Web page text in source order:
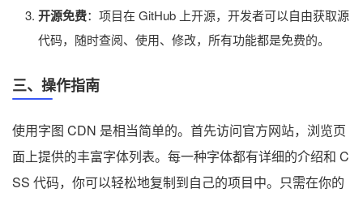
开源免费：项目在 GitHub 上开源，开发者可以自由获取源
代码，随时查阅、使用、修改，所有功能都是免费的。
三、操作指南
使用字图 CDN 是相当简单的。首先访问官方网站，浏览页
面上提供的丰富字体列表。每一种字体都有详细的介绍和 C
SS 代码，你可以轻松地复制到自己的项目中。只需在你的